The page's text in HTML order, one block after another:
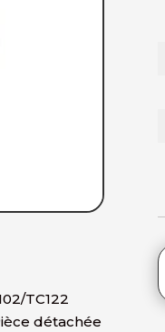
TC122
détachée